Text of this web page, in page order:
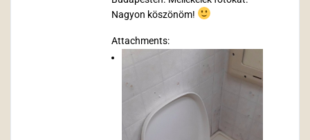
Nagyon köszönöm!
Attachments: